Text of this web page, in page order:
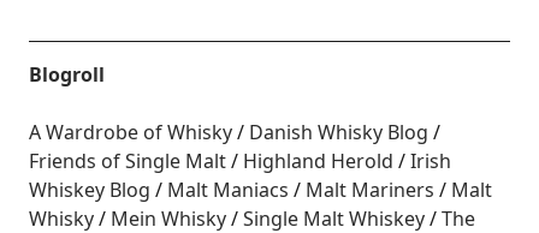
Blogroll
A Wardrobe of Whisky
Danish Whisky Blog
Friends of Single Malt
Highland Herold
Irish
Whiskey Blog
Malt Maniacs Malt Mariners
Malt
Whisky
Mein Whisky Single Malt Whiskey
The